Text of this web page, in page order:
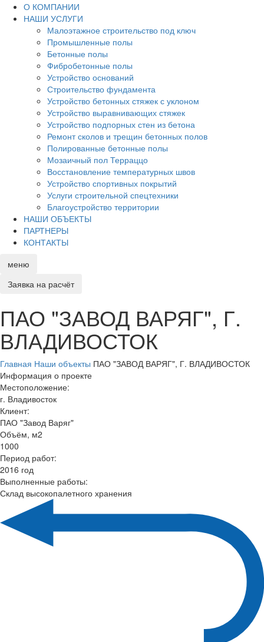
О КОМПАНИИ
НАШИ УСЛУГИ
Малоэтажное строительство под ключ
Промышленные полы
Бетонные полы
Фибробетонные полы
Устройство оснований
Строительство фундамента
Устройство бетонных стяжек с уклоном
Устройство выравнивающих стяжек
Устройство подпорных стен из бетона
Ремонт сколов и трещин бетонных полов
Полированные бетонные полы
Мозаичный пол Терраццо
Восстановление температурных швов
Устройство спортивных покрытий
Услуги строительной спецтехники
Благоустройство территории
НАШИ ОБЪЕКТЫ
ПАРТНЕРЫ
КОНТАКТЫ
меню
Заявка на расчёт
ПАО "ЗАВОД ВАРЯГ", Г.
ВЛАДИВОСТОК
Главная Наши объекты ПАО "ЗАВОД ВАРЯГ", Г. ВЛАДИВОСТОК
Информация о проекте
Местоположение:
г. Владивосток
Клиент:
ПАО "Завод Варяг"
Объём, м2
1000
Период работ:
2016 год
Выполненные работы:
Склад высокопалетного хранения